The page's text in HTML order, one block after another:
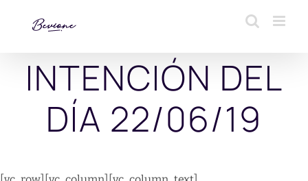
INTENCIÓN DEL
DÍA 22/06/19